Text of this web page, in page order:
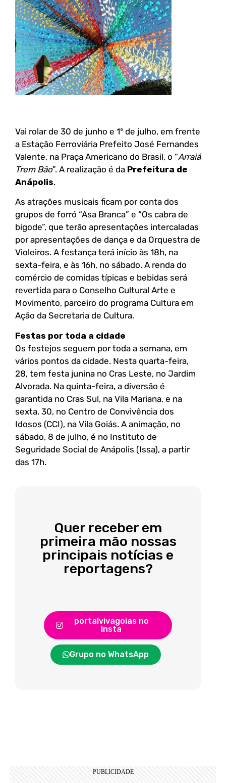
Vai rolar de 30 de junho e 1º de julho, em frente
a Estação Ferroviária Prefeito José Fernandes
Valente, na Praça Americano do Brasil, o “Arraiá
Trem Bão”. A realização é da Prefeitura de
Anápolis.
As atrações musicais ficam por conta dos
grupos de forró “Asa Branca” e “Os cabra de
bigode”, que terão apresentações intercaladas
por apresentações de dança e da Orquestra de
Violeiros. A festança terá início às 18h, na
sexta-feira, e às 16h, no sábado. A renda do
comércio de comidas típicas e bebidas será
revertida para o Conselho Cultural Arte e
Movimento, parceiro do programa Cultura em
Ação da Secretaria de Cultura.
Festas por toda a cidade
Os festejos seguem por toda a semana, em
vários pontos da cidade. Nesta quarta-feira,
28, tem festa junina no Cras Leste, no Jardim
Alvorada. Na quinta-feira, a diversão é
garantida no Cras Sul, na Vila Mariana, e na
sexta, 30, no Centro de Convivência dos
Idosos (CCI), na Vila Goiás. A animação, no
sábado, 8 de julho, é no Instituto de
Seguridade Social de Anápolis (Issa), a partir
das 17h.
Quer receber em
primeira mão nossas
principais notícias e
reportagens?
portalvivagoias no
Insta
Grupo no WhatsApp